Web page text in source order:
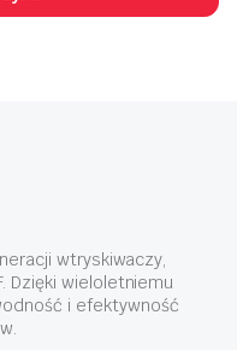
wtryskiwaczy,
Dzięki wieloletniemu
i efektywność